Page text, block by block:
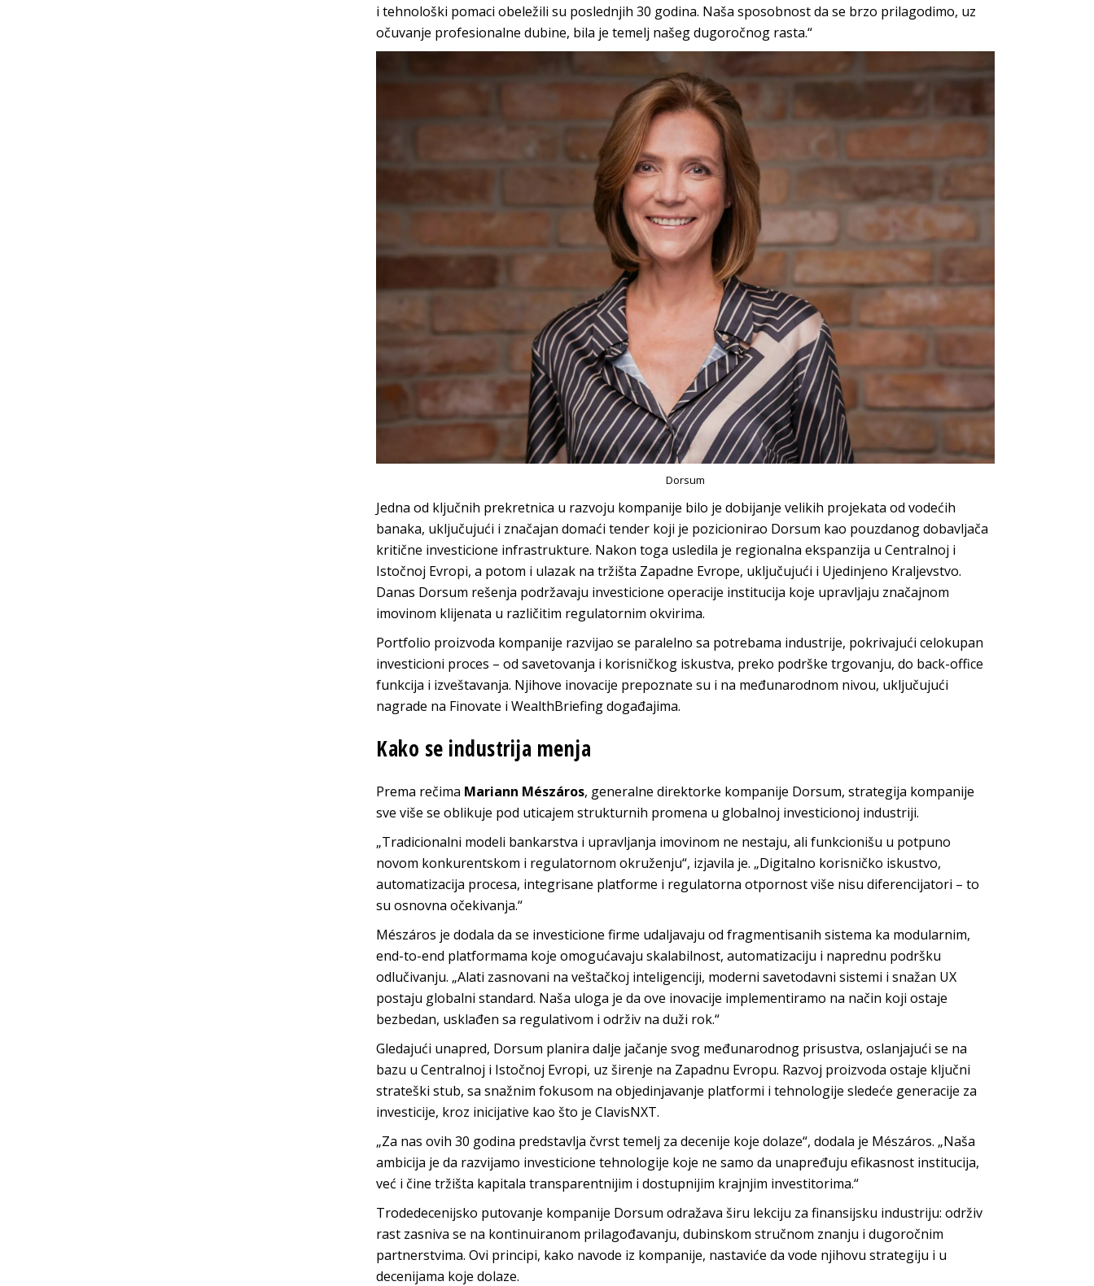
i tehnološki pomaci obeležili su poslednjih 30 godina. Naša sposobnost da se brzo prilagodimo, uz
očuvanje profesionalne dubine, bila je temelj našeg dugoročnog rasta.“
Dorsum
Jedna od ključnih prekretnica u razvoju kompanije bilo je dobijanje velikih projekata od vodećih
banaka, uključujući i značajan domaći tender koji je pozicionirao Dorsum kao pouzdanog dobavljača
kritične investicione infrastrukture. Nakon toga usledila je regionalna ekspanzija u Centralnoj i
Istočnoj Evropi, a potom i ulazak na tržišta Zapadne Evrope, uključujući i Ujedinjeno Kraljevstvo.
Danas Dorsum rešenja podržavaju investicione operacije institucija koje upravljaju značajnom
imovinom klijenata u različitim regulatornim okvirima.
Portfolio proizvoda kompanije razvijao se paralelno sa potrebama industrije, pokrivajući celokupan
investicioni proces – od savetovanja i korisničkog iskustva, preko podrške trgovanju, do back-office
funkcija i izveštavanja. Njihove inovacije prepoznate su i na međunarodnom nivou, uključujući
nagrade na Finovate i WealthBriefing događajima.
Kako se industrija menja
Prema rečima Mariann Mészáros, generalne direktorke kompanije Dorsum, strategija kompanije
sve više se oblikuje pod uticajem strukturnih promena u globalnoj investicionoj industriji.
„Tradicionalni modeli bankarstva i upravljanja imovinom ne nestaju, ali funkcionišu u potpuno
novom konkurentskom i regulatornom okruženju“, izjavila je. „Digitalno korisničko iskustvo,
automatizacija procesa, integrisane platforme i regulatorna otpornost više nisu diferencijatori – to
su osnovna očekivanja.“
Mészáros je dodala da se investicione firme udaljavaju od fragmentisanih sistema ka modularnim,
end-to-end platformama koje omogućavaju skalabilnost, automatizaciju i naprednu podršku
odlučivanju. „Alati zasnovani na veštačkoj inteligenciji, moderni savetodavni sistemi i snažan UX
postaju globalni standard. Naša uloga je da ove inovacije implementiramo na način koji ostaje
bezbedan, usklađen sa regulativom i održiv na duži rok.“
Gledajući unapred, Dorsum planira dalje jačanje svog međunarodnog prisustva, oslanjajući se na
bazu u Centralnoj i Istočnoj Evropi, uz širenje na Zapadnu Evropu. Razvoj proizvoda ostaje ključni
strateški stub, sa snažnim fokusom na objedinjavanje platformi i tehnologije sledeće generacije za
investicije, kroz inicijative kao što je ClavisNXT.
„Za nas ovih 30 godina predstavlja čvrst temelj za decenije koje dolaze“, dodala je Mészáros. „Naša
ambicija je da razvijamo investicione tehnologije koje ne samo da unapređuju efikasnost institucija,
već i čine tržišta kapitala transparentnijim i dostupnijim krajnjim investitorima.“
Trodedecenijsko putovanje kompanije Dorsum odražava širu lekciju za finansijsku industriju: održiv
rast zasniva se na kontinuiranom prilagođavanju, dubinskom stručnom znanju i dugoročnim
partnerstvima. Ovi principi, kako navode iz kompanije, nastaviće da vode njihovu strategiju i u
decenijama koje dolaze.